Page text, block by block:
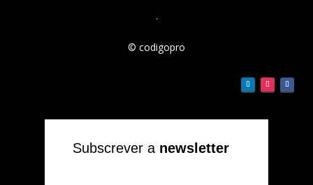
.
© codigopro
Subscrever a newsletter